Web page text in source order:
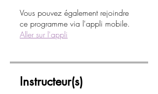
Vous pouvez également rejoindre
ce programme via l'appli mobile.
Aller sur l'appli
Instructeur(s)